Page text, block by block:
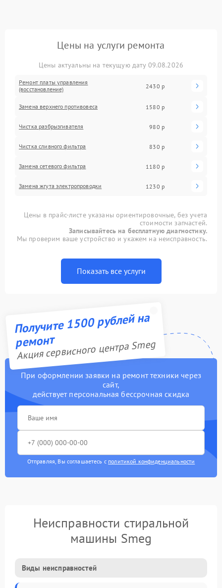
Цены на услуги ремонта
Цены актуальны на текущую дату 09.08.2026
Ремонт платы управления
(восстановление)
2430 р
Замена верхнего противовеса 1580 р
Чистка разбрызгивателя 980 р
Чистка сливного фильтра 830 р
Замена сетевого фильтра 1180 р
Замена жгута электропроводки 1230 р
Цены в прайс-листе указаны ориентировочные, без учета
стоимости запчастей.
Записывайтесь на бесплатную диагностику.
Мы проверим ваше устройство и укажем на неисправность.
Показать все услуги
Получите 1500 рублей на
ремонт
Акция сервисного центра Smeg
При оформлении заявки на ремонт техники через
сайт,
действует персональная бессрочная скидка
Отправляя, Вы соглашаетесь с политикой конфиденциальности
Неисправности стиральной
машины Smeg
Виды неисправностей